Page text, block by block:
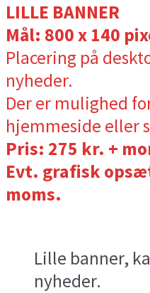
LILLE BANNER
Mål: 800 x 140
Placering på
nyheder.
Der er mulighed
hjemmeside eller
Pris: 275 kr. +
Evt. grafisk
moms.
Lille banner,
nyheder.